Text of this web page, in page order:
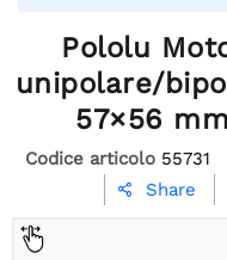
Pololu
unipolare/
57×56
Codice articolo 55731
 Share